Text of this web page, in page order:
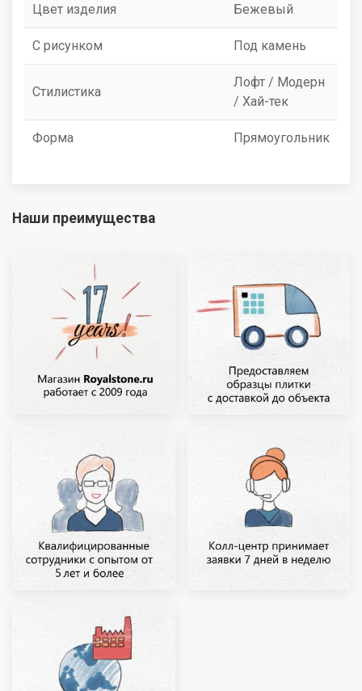
Цвет изделия Бежевый
С рисунком Под камень
Стилистика
Лофт / Модерн
/ Хай-тек
Форма Прямоугольник
Наши преимущества